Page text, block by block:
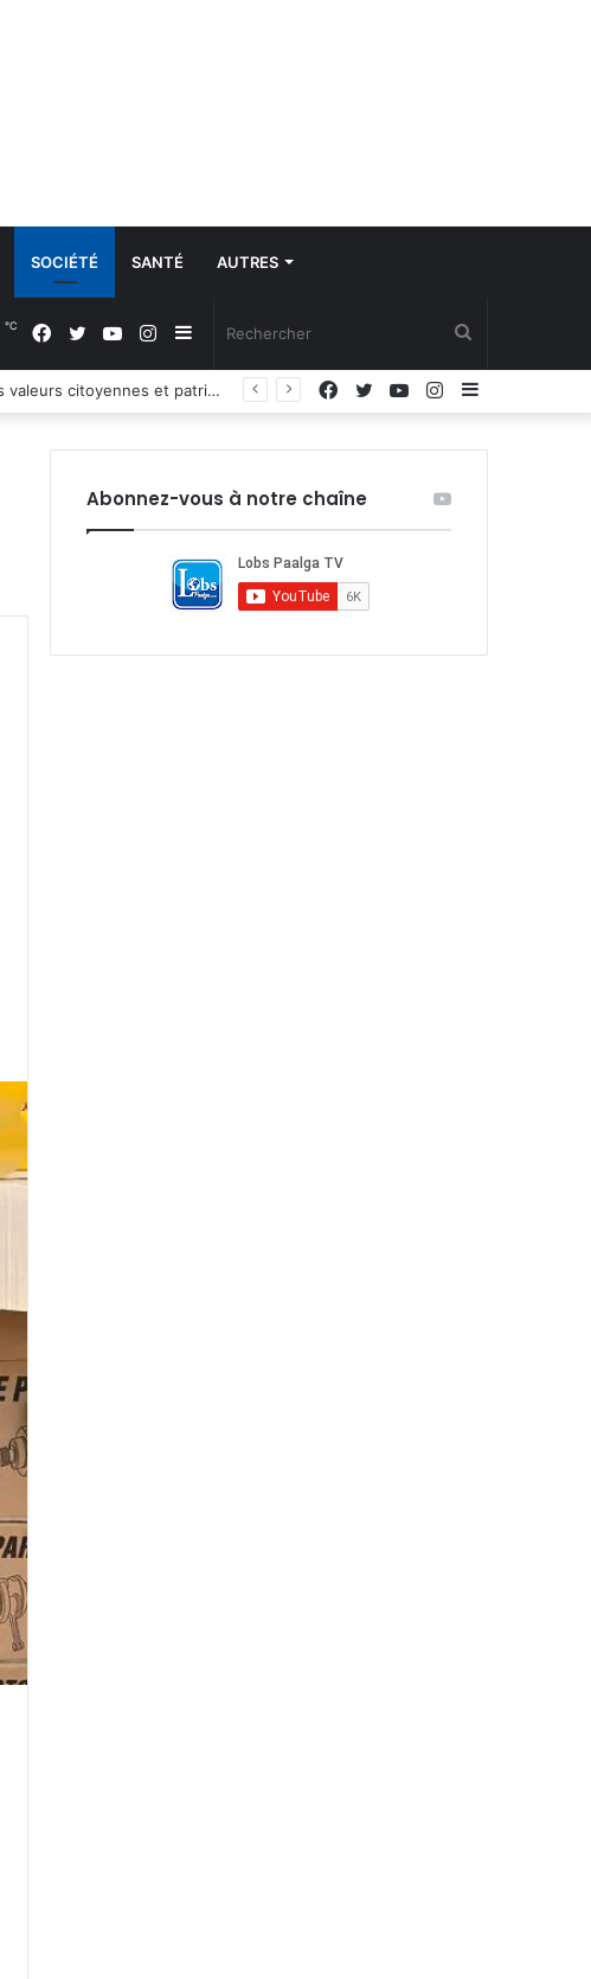
SOCIÉTÉ SANTÉ AUTRES
Sidebar
(barre
Instagram
YouTube
Twitter
Facebook
℃
Propos du Président nigérian sur la situation sécuritaire dans l’AES : le Burkina Faso, le Mali et le Niger expriment leur profond regret
Sidebar
Instagram
YouTube
Twitter
Facebook
Abonnez-vous à notre chaîne